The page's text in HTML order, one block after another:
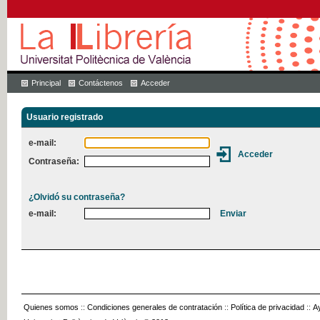
Principal Contáctenos Acceder
Usuario registrado
e-mail:
Contraseña:
¿Olvidó su contraseña?
e-mail:
Quienes somos :: Condiciones generales de contratación :: Política de privacidad ::